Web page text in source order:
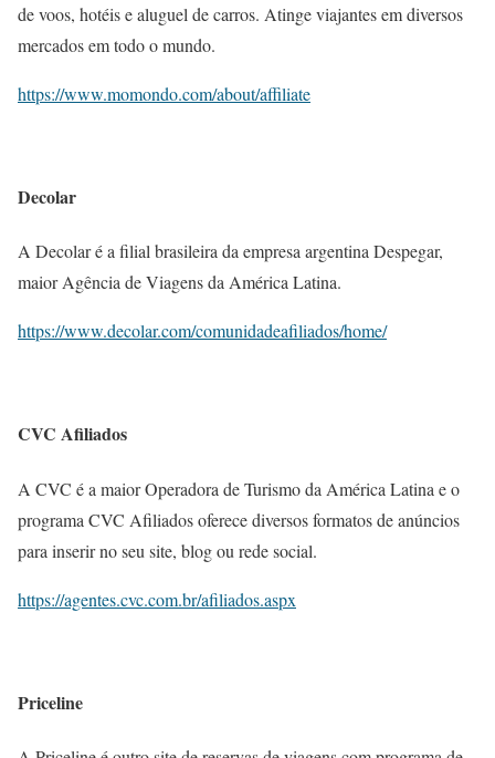
de voos, hotéis e aluguel de carros. Atinge viajantes em diversos
mercados em todo o mundo.
https://www.momondo.com/about/affiliate
Decolar
A Decolar é a filial brasileira da empresa argentina Despegar,
maior Agência de Viagens da América Latina.
https://www.decolar.com/comunidadeafiliados/home/
CVC Afiliados
A CVC é a maior Operadora de Turismo da América Latina e o
programa CVC Afiliados oferece diversos formatos de anúncios
para inserir no seu site, blog ou rede social.
https://agentes.cvc.com.br/afiliados.aspx
Priceline